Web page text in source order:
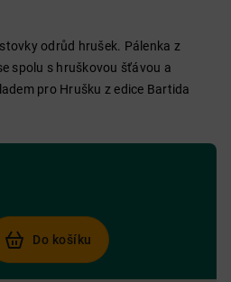
odrůd hrušek. Pálenka z
spolu s hruškovou šťávou a
pro Hrušku z edice Bartida
Do košíku